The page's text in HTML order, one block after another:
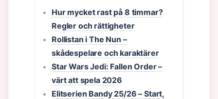
Hur mycket rast på 8 timmar?
Regler och rättigheter
Rollistan i The Nun –
skådespelare och karaktärer
Star Wars Jedi: Fallen Order –
värt att spela 2026
Elitserien Bandy 25/26 – Start,